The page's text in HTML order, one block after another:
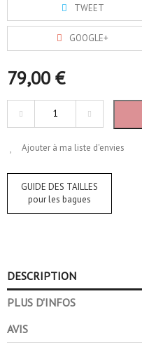
TWEET
GOOGLE+
79,00 €
Ajouter à ma liste d'envies
GUIDE DES TAILLES
pour les bagues
DESCRIPTION
PLUS D'INFOS
AVIS